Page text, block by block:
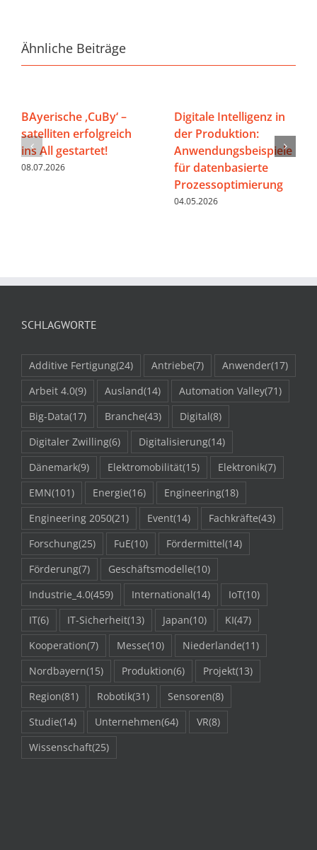
Ähnliche Beiträge
BAyerische ‚CuBy‘ –
satelliten erfolgreich
ins All gestartet!
08.07.2026
Digitale Intelligenz in
der Produktion:
Anwendungsbeispiele
für datenbasierte
Prozessoptimierung
04.05.2026
SCHLAGWORTE
Additive Fertigung(24) Antriebe(7) Anwender(17)
Arbeit 4.0(9) Ausland(14) Automation Valley(71)
Big-Data(17) Branche(43) Digital(8)
Digitaler Zwilling(6) Digitalisierung(14)
Dänemark(9) Elektromobilität(15) Elektronik(7)
EMN(101) Energie(16) Engineering(18)
Engineering 2050(21) Event(14) Fachkräfte(43)
Forschung(25) FuE(10) Fördermittel(14)
Förderung(7) Geschäftsmodelle(10)
Industrie_4.0(459) International(14) IoT(10)
IT(6) IT-Sicherheit(13) Japan(10) KI(47)
Kooperation(7) Messe(10) Niederlande(11)
Nordbayern(15) Produktion(6) Projekt(13)
Region(81) Robotik(31) Sensoren(8)
Studie(14) Unternehmen(64) VR(8)
Wissenschaft(25)